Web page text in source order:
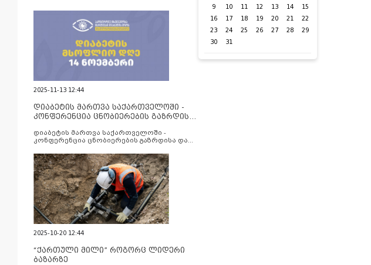
2025-11-13 12:44
დიაბეტის მართვა საქართველოში -
კონფერენცია ცნობიერების გაზრდისა
დიაბეტის მართვა საქართველოში -
კონფერენცია ცნობიერების გაზრდისა და
2025-10-20 12:44
“ქართული მილი” როგორც ლიდერი
ბაზარზე
9
10 11 12 13 14
15
16
17 18 19 20 21
22
23
24 25 26 27 28
29
30
31